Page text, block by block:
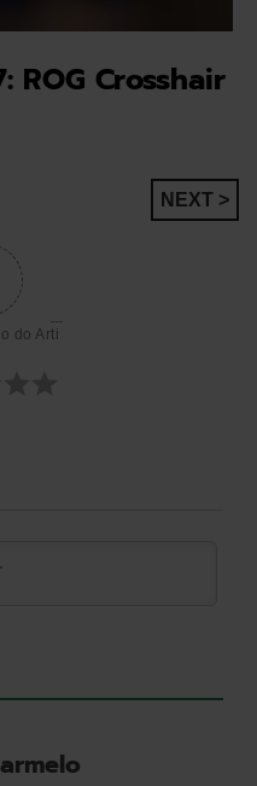
ROG Crosshair
NEXT >
do Arti